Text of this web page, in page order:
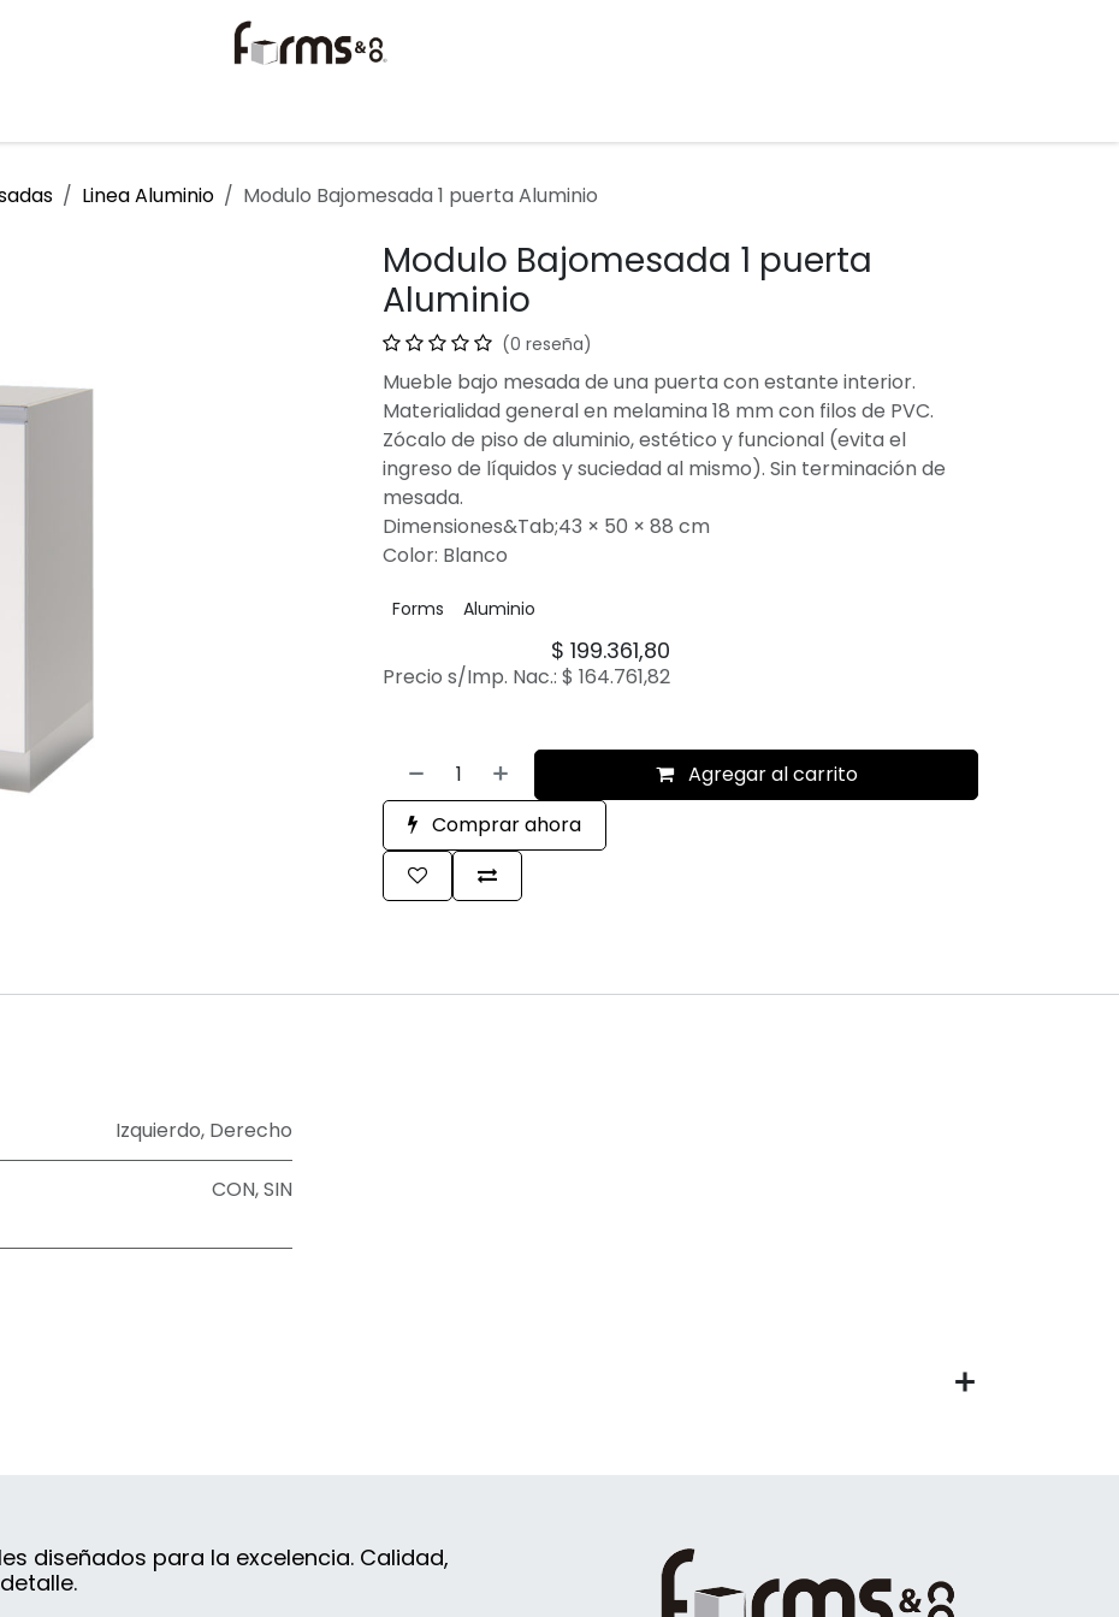
Linea Aluminio Modulo Bajomesada 1 puerta Aluminio
Modulo Bajomesada 1 puerta
Aluminio
(0 reseña)
Mueble bajo mesada de una puerta con estante interior.
Materialidad general en melamina 18 mm con filos de PVC.
Zócalo de piso de aluminio, estético y funcional (evita el
ingreso de líquidos y suciedad al mismo). Sin terminación de
mesada.
Dimensiones&Tab;43 × 50 × 88 cm
Color: Blanco
Forms Aluminio
$ 199.361,80
Precio s/Imp. Nac.: $ 164.761,82
Agregar al carrito
Comprar ahora
Izquierdo, Derecho
CON,SIN
diseñados para la excelencia. Calidad,